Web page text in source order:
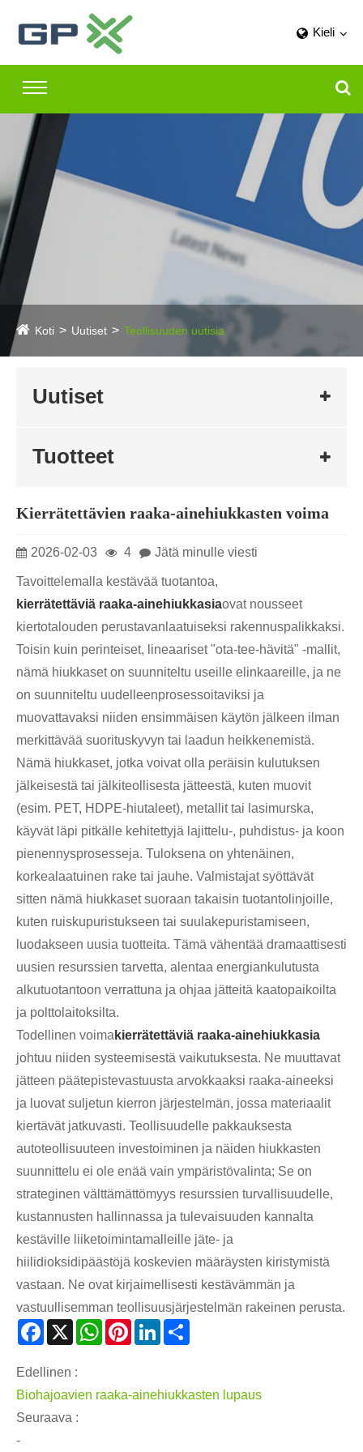
Kieli
Koti Uutiset Teollisuuden uutisia
Uutiset
Tuotteet
Kierrätettävien raaka-ainehiukkasten voima
2026-02-03 4 Jätä minulle viesti
Tavoittelemalla kestävää tuotantoa,
kierrätettäviä raaka-ainehiukkasiaovat nousseet
kiertotalouden perustavanlaatuiseksi rakennuspalikkaksi.
Toisin kuin perinteiset, lineaariset "ota-tee-hävitä" -mallit,
nämä hiukkaset on suunniteltu useille elinkaareille, ja ne
on suunniteltu uudelleenprosessoitaviksi ja
muovattavaksi niiden ensimmäisen käytön jälkeen ilman
merkittävää suorituskyvyn tai laadun heikkenemistä.
Nämä hiukkaset, jotka voivat olla peräisin kulutuksen
jälkeisestä tai jälkiteollisesta jätteestä, kuten muovit
(esim. PET, HDPE-hiutaleet), metallit tai lasimurska,
käyvät läpi pitkälle kehitettyjä lajittelu-, puhdistus- ja koon
pienennysprosesseja. Tuloksena on yhtenäinen,
korkealaatuinen rake tai jauhe. Valmistajat syöttävät
sitten nämä hiukkaset suoraan takaisin tuotantolinjoille,
kuten ruiskupuristukseen tai suulakepuristamiseen,
luodakseen uusia tuotteita. Tämä vähentää dramaattisesti
uusien resurssien tarvetta, alentaa energiankulutusta
alkutuotantoon verrattuna ja ohjaa jätteitä kaatopaikoilta
ja polttolaitoksilta.
Todellinen voima kierrätettäviä raaka-ainehiukkasia
johtuu niiden systeemisestä vaikutuksesta. Ne muuttavat
jätteen päätepistevastuusta arvokkaaksi raaka-aineeksi
ja luovat suljetun kierron järjestelmän, jossa materiaalit
kiertävät jatkuvasti. Teollisuudelle pakkauksesta
autoteollisuuteen investoiminen ja näiden hiukkasten
suunnittelu ei ole enää vain ympäristövalinta; Se on
strateginen välttämättömyys resurssien turvallisuudelle,
kustannusten hallinnassa ja tulevaisuuden kannalta
kestäville liiketoimintamalleille jäte- ja
hiilidioksidipäästöjä koskevien määräysten kiristymistä
vastaan. Ne ovat kirjaimellisesti kestävämmän ja
vastuullisemman teollisuusjärjestelmän rakeinen perusta.
Facebook
X WhatsAppPinterestLinkedIn
Edellinen :
Biohajoavien raaka-ainehiukkasten lupaus
Seuraava :
-